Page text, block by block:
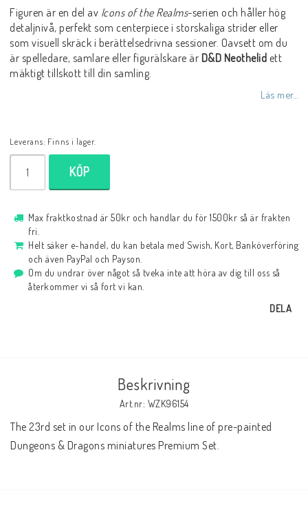
Figuren är en del av Icons of the Realms-serien och håller hög
detaljnivå, perfekt som centerpiece i storskaliga strider eller
som visuell skräck i berättelsedrivna sessioner. Oavsett om du
är spelledare, samlare eller figurälskare är D&D Neothelid ett
mäktigt tillskott till din samling.
Läs mer...
Leverans: Finns i lager.
KÖP
Max fraktkostnad är 50kr och handlar du för 1500kr så är frakten
fri.
Helt säker e-handel, du kan betala med Swish, Kort, Banköverföring
och även PayPal och Payson.
Om du undrar över något så tveka inte att höra av dig till oss så
återkommer vi så fort vi kan.
DELA
Beskrivning
Art.nr: WZK96154
The 23rd set in our Icons of the Realms line of pre-painted
Dungeons & Dragons miniatures Premium Set.